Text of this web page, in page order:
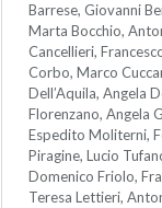
Barrese, Giovanni
Marta Bocchio,
Cancellieri,
Corbo, Marco
Dell’Aquila, Angela
Florenzano, Angela
Espedito Moliterni,
Piragine, Lucio
Domenico Friolo,
Teresa Lettieri,